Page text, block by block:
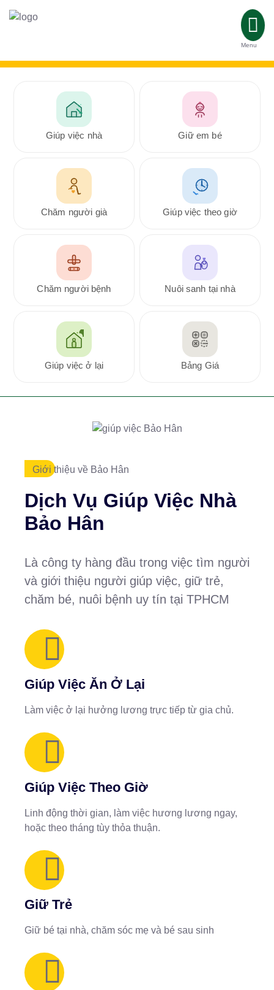
Menu
Giúp việc nhà Giữ em bé
Chăm người già Giúp việc theo giờ
Chăm người bệnh Nuôi sanh tại nhà
Giúp việc ở lại Bảng Giá
Giới thiệu về Bảo Hân
Dịch Vụ Giúp Việc Nhà
Bảo Hân
Là công ty hàng đầu trong việc tìm người
và giới thiệu người giúp việc, giữ trẻ,
chăm bé, nuôi bệnh uy tín tại TPHCM
Giúp Việc Ăn Ở Lại
Làm việc ở lại hưởng lương trực tiếp từ gia chủ.
Giúp Việc Theo Giờ
Linh động thời gian, làm việc hương lương ngay,
hoặc theo tháng tùy thỏa thuận.
Giữ Trẻ
Giữ bé tại nhà, chăm sóc mẹ và bé sau sinh